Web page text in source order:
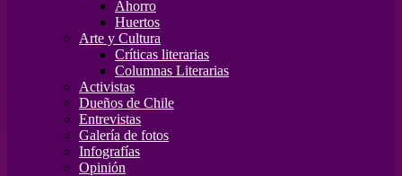
Ahorro
Huertos
Arte y Cultura
Críticas literarias
Columnas Literarias
Activistas
Dueños de Chile
Entrevistas
Galería de fotos
Infografías
Opinión